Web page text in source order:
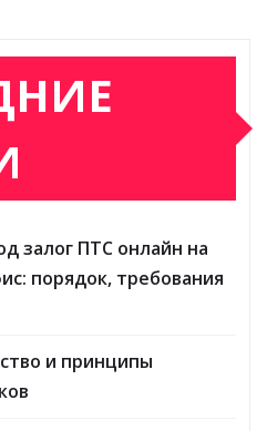
залог ПТС онлайн на
порядок, требования
и принципы